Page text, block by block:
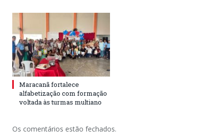
Maracanã fortalece
alfabetização com formação
voltada às turmas multiano
Os comentários estão fechados.